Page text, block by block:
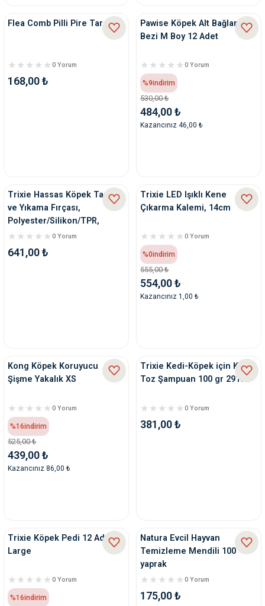
Flea Comb Pilli Pire Tarağı
0 Yorum
168,00 ₺
Pawise Köpek Alt Bağlama
Bezi M Boy 12 Adet
0 Yorum
%9indirim
530,00 ₺
484,00 ₺
Kazancınız 46,00 ₺
Trixie Hassas Köpek Tarama
ve Yıkama Fırçası,
Polyester/Silikon/TPR,
11x14c
0 Yorum
641,00 ₺
Trixie LED Işıklı Kene
Çıkarma Kalemi, 14cm
0 Yorum
%0indirim
555,00 ₺
554,00 ₺
Kazancınız 1,00 ₺
Kong Köpek Koruyucu
Şişme Yakalık XS
0 Yorum
%16indirim
525,00 ₺
439,00 ₺
Kazancınız 86,00 ₺
Trixie Kedi-Köpek için Kuru
Toz Şampuan 100 gr 29181
0 Yorum
381,00 ₺
Trixie Köpek Pedi 12 Adet
Large
0 Yorum
%16indirim
Natura Evcil Hayvan
Temizleme Mendili 100
yaprak
0 Yorum
175,00 ₺